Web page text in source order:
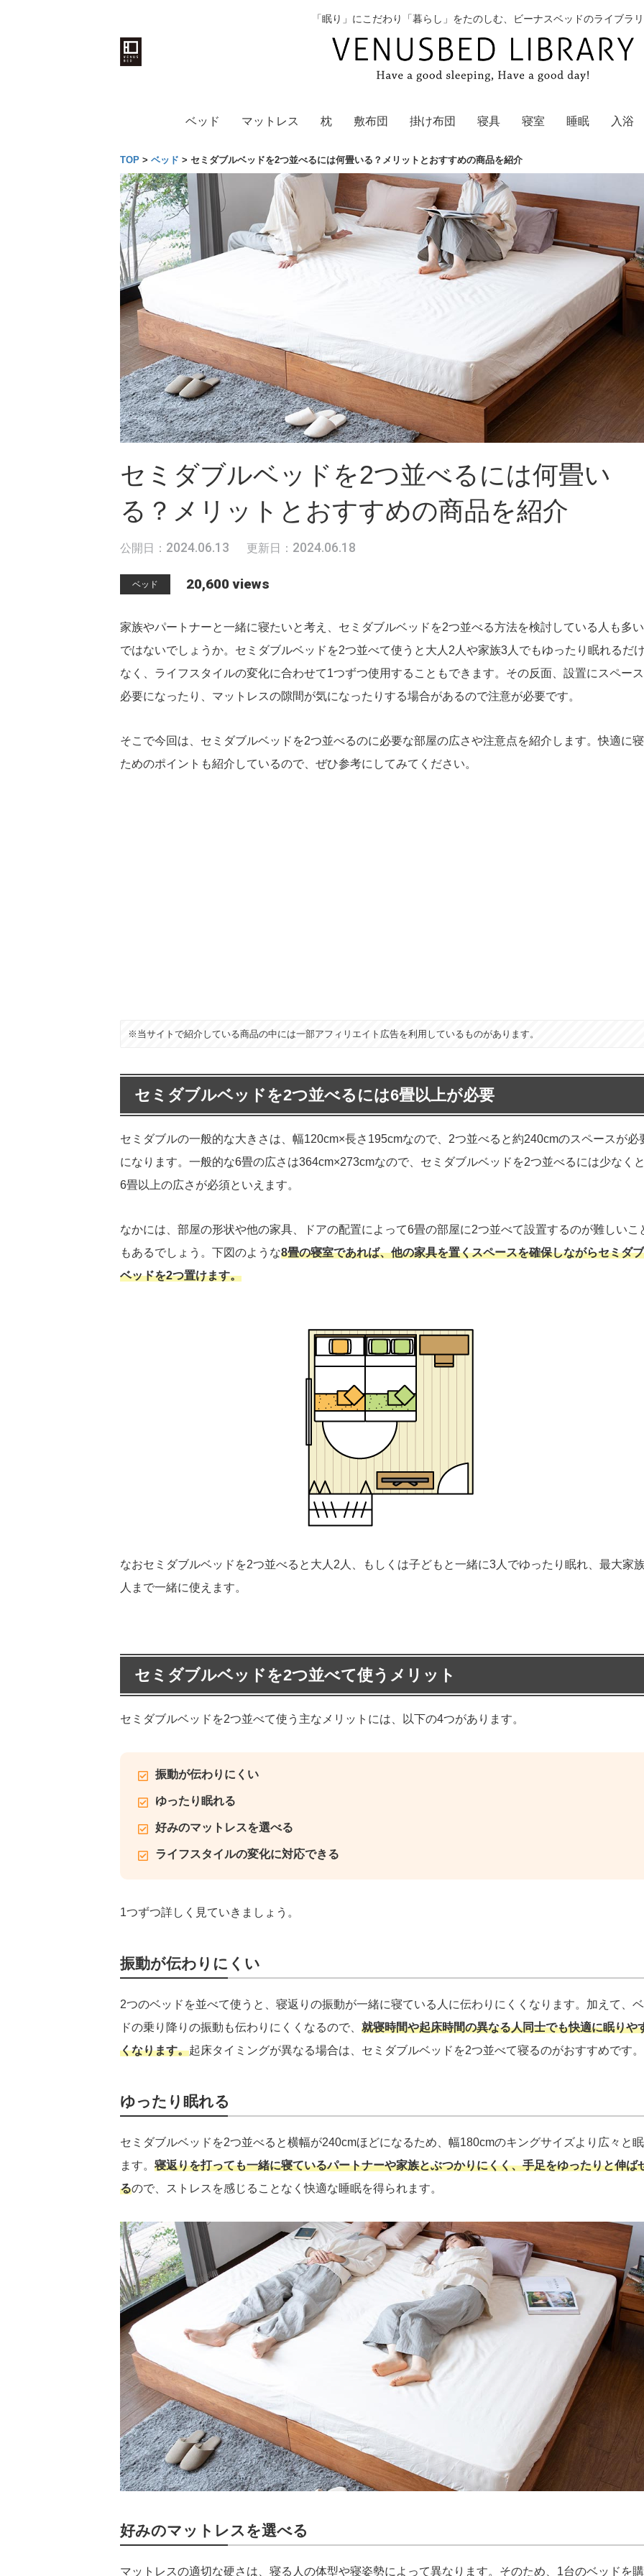
「眠り」にこだわり「暮らし」をたのしむ、ビーナスベッドのライブラ
ベッド マットレス 枕 敷布団 掛け布団 寝具 寝室 睡眠 入浴
TOP > ベッド > セミダブルベッドを2つ並べるには何畳いる？メリットとおすすめの商品を紹介
セミダブルベッドを2つ並べるには何畳い
る？メリットとおすすめの商品を紹介
公開日： 2024.06.13 更新日： 2024.06.18
ベッド 20,600 views
家族やパートナーと一緒に寝たいと考え、セミダブルベッドを2つ並べる方法を検討している人も多
ではないでしょうか。セミダブルベッドを2つ並べて使うと大人2人や家族3人でもゆったり眠れるだ
なく、ライフスタイルの変化に合わせて1つずつ使用することもできます。その反面、設置にスペー
必要になったり、マットレスの隙間が気になったりする場合があるので注意が必要です。
そこで今回は、セミダブルベッドを2つ並べるのに必要な部屋の広さや注意点を紹介します。快適に
ためのポイントも紹介しているので、ぜひ参考にしてみてください。
※当サイトで紹介している商品の中には一部アフィリエイト広告を利用しているものがあります。
セミダブルベッドを2つ並べるには6畳以上が必要
セミダブルの一般的な大きさは、幅120cm×長さ195cmなので、2つ並べると約240cmのスペースが必
になります。一般的な6畳の広さは364cm×273cmなので、セミダブルベッドを2つ並べるには少なく
6畳以上の広さが必須といえます。
なかには、部屋の形状や他の家具、ドアの配置によって6畳の部屋に2つ並べて設置するのが難しいこ
もあるでしょう。下図のような8畳の寝室であれば、他の家具を置くスペースを確保しながらセミダ
ベッドを2つ置けます。
なおセミダブルベッドを2つ並べると大人2人、もしくは子どもと一緒に3人でゆったり眠れ、最大家
人まで一緒に使えます。
セミダブルベッドを2つ並べて使うメリット
セミダブルベッドを2つ並べて使う主なメリットには、以下の4つがあります。
振動が伝わりにくい
ゆったり眠れる
好みのマットレスを選べる
ライフスタイルの変化に対応できる
1つずつ詳しく見ていきましょう。
振動が伝わりにくい
2つのベッドを並べて使うと、寝返りの振動が一緒に寝ている人に伝わりにくくなります。加えて、
ドの乗り降りの振動も伝わりにくくなるので、 就寝時間や起床時間の異なる人同士でも快適に眠りや
くなります。起床タイミングが異なる場合は、セミダブルベッドを2つ並べて寝るのがおすすめです。
ゆったり眠れる
セミダブルベッドを2つ並べると横幅が240cmほどになるため、幅180cmのキングサイズより広々と
ます。 寝返りを打っても一緒に寝ているパートナーや家族とぶつかりにくく、手足をゆったりと伸ば
るので、ストレスを感じることなく快適な睡眠を得られます。
好みのマットレスを選べる
マットレスの適切な硬さは、寝る人の体型や寝姿勢によって異なります。そのため、1台のベッドを